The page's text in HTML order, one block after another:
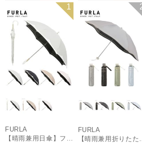
ギフト向け
WOMEN
1
FURLA
送料無料
ギフト向け
FURLA